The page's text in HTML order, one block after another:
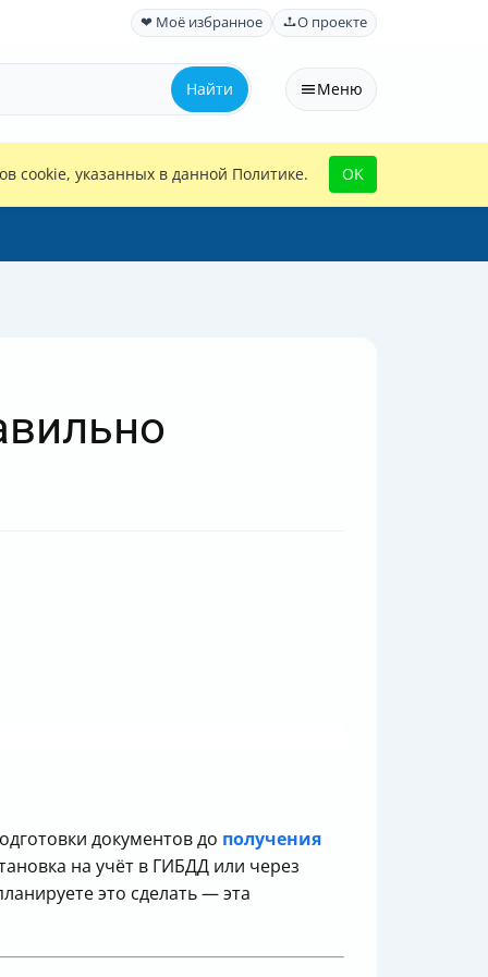
❤ Моё избранное О проекте
Найти Меню
cookie, указанных в данной Политике. OK
документов до получения
на учёт в ГИБДД или через
это сделать — эта